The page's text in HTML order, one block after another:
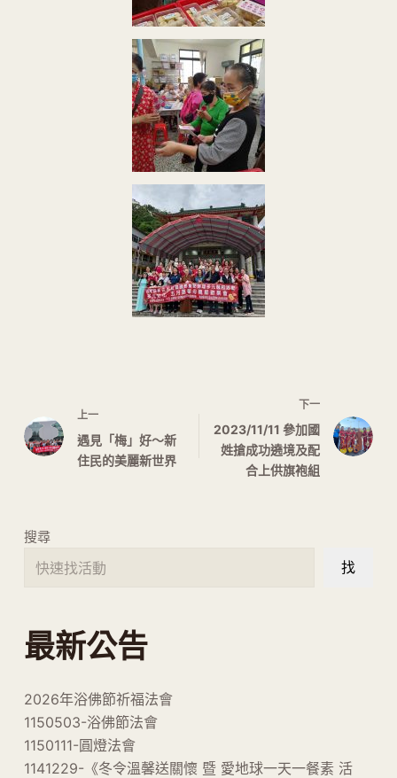
上一
遇見「梅」好～新
住民的美麗新世界
下一
2023/11/11 參加國
姓搶成功遶境及配
合上供旗袍組
搜尋
找
最新公告
2026年浴佛節祈福法會
1150503-浴佛節法會
1150111-圓燈法會
1141229-《冬令溫馨送關懷 暨 愛地球一天一餐素 活